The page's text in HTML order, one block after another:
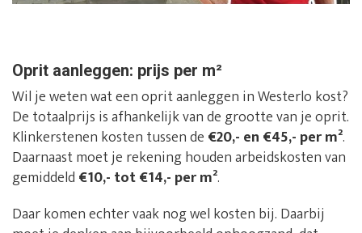
Oprit aanleggen: prijs per m²
Wil je weten wat een oprit aanleggen in Westerlo kost?
De totaalprijs is afhankelijk van de grootte van je oprit.
Klinkerstenen kosten tussen de €20,- en €45,- per m².
Daarnaast moet je rekening houden arbeidskosten van
gemiddeld €10,- tot €14,- per m².
Daar komen echter vaak nog wel kosten bij. Daarbij